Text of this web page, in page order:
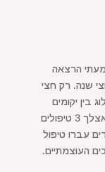
הרצאה
שנה. רק חצי
בין יקומים
וממדי זמן ותודעה. בחצי שנה הזו עברתי אצלך 3 טיפולים
עברו טיפול
העוצמתיים.